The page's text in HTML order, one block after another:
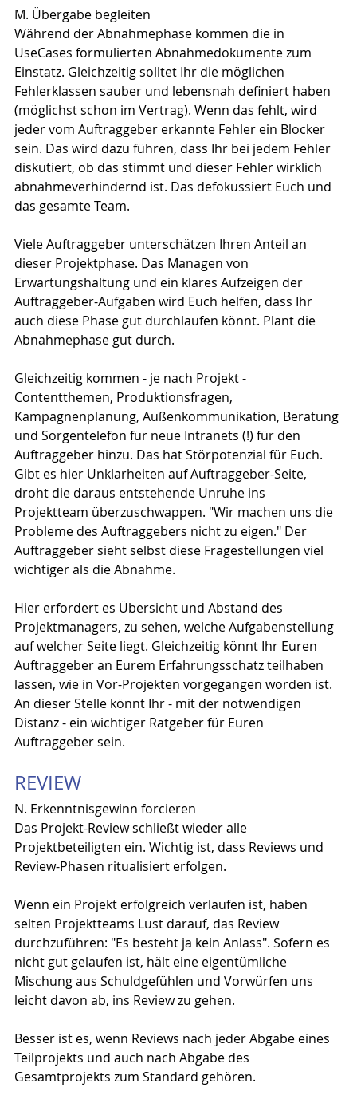
M. Übergabe begleiten
Während der Abnahmephase kommen die in
UseCases formulierten Abnahmedokumente zum
Einstatz. Gleichzeitig solltet Ihr die möglichen
Fehlerklassen sauber und lebensnah definiert haben
(möglichst schon im Vertrag). Wenn das fehlt, wird
jeder vom Auftraggeber erkannte Fehler ein Blocker
sein. Das wird dazu führen, dass Ihr bei jedem Fehler
diskutiert, ob das stimmt und dieser Fehler wirklich
abnahmeverhindernd ist. Das defokussiert Euch und
das gesamte Team.
Viele Auftraggeber unterschätzen Ihren Anteil an
dieser Projektphase. Das Managen von
Erwartungshaltung und ein klares Aufzeigen der
Auftraggeber-Aufgaben wird Euch helfen, dass Ihr
auch diese Phase gut durchlaufen könnt. Plant die
Abnahmephase gut durch.
Gleichzeitig kommen - je nach Projekt -
Contentthemen, Produktionsfragen,
Kampagnenplanung, Außenkommunikation, Beratung
und Sorgentelefon für neue Intranets (!) für den
Auftraggeber hinzu. Das hat Störpotenzial für Euch.
Gibt es hier Unklarheiten auf Auftraggeber-Seite,
droht die daraus entstehende Unruhe ins
Projektteam überzuschwappen. "Wir machen uns die
Probleme des Auftraggebers nicht zu eigen." Der
Auftraggeber sieht selbst diese Fragestellungen viel
wichtiger als die Abnahme.
Hier erfordert es Übersicht und Abstand des
Projektmanagers, zu sehen, welche Aufgabenstellung
auf welcher Seite liegt. Gleichzeitig könnt Ihr Euren
Auftraggeber an Eurem Erfahrungsschatz teilhaben
lassen, wie in Vor-Projekten vorgegangen worden ist.
An dieser Stelle könnt Ihr - mit der notwendigen
Distanz - ein wichtiger Ratgeber für Euren
Auftraggeber sein.
REVIEW
N. Erkenntnisgewinn forcieren
Das Projekt-Review schließt wieder alle
Projektbeteiligten ein. Wichtig ist, dass Reviews und
Review-Phasen ritualisiert erfolgen.
Wenn ein Projekt erfolgreich verlaufen ist, haben
selten Projektteams Lust darauf, das Review
durchzuführen: "Es besteht ja kein Anlass". Sofern es
nicht gut gelaufen ist, hält eine eigentümliche
Mischung aus Schuldgefühlen und Vorwürfen uns
leicht davon ab, ins Review zu gehen.
Besser ist es, wenn Reviews nach jeder Abgabe eines
Teilprojekts und auch nach Abgabe des
Gesamtprojekts zum Standard gehören.